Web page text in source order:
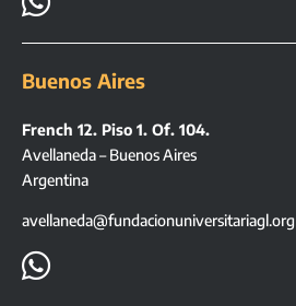
Buenos Aires
French 12. Piso 1. Of. 104.
Avellaneda – Buenos Aires
Argentina
avellaneda@fundacionuniversitariagl.org
